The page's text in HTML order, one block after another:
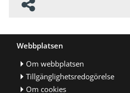
Webbplatsen
Om webbplatsen
Tillgänglighetsredogörelse
Om cookies